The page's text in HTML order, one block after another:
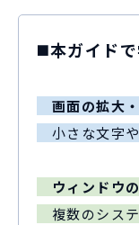
◼️本ガイド
画面の拡大
小さな文字
ウィンドウ
複数のシス